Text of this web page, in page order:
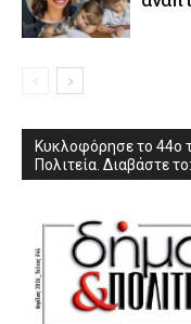
Κυκλοφόρησε το 44ο
Πολιτεία. Διαβάστε το: